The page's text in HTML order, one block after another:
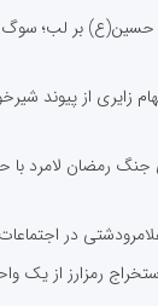
فارس
ایمنی
حسین(ع) بر لب؛
زایری از پیوند
رمضان لامرد با
در
استخراج رمزارز از